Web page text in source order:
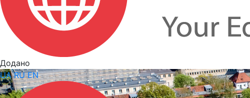
Додано
UA RU EN